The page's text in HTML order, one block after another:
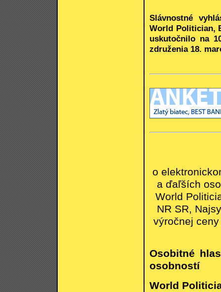
Slávnostné
World Politician,
uskutočnilo na
združenia 18.
o
a ďaľších
World
NR SR,
výročnej
Osobitné
osobností
World